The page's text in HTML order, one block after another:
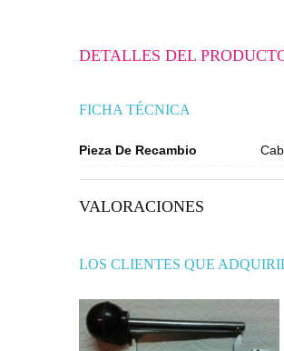
DETALLES DEL
FICHA TÉCNICA
Pieza De Recambio
VALORACIONES
LOS CLIENTES QUE